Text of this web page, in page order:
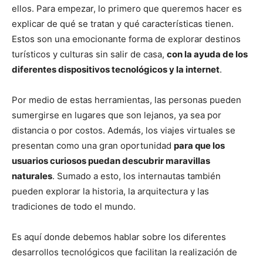
ellos. Para empezar, lo primero que queremos hacer es
explicar de qué se tratan y qué características tienen.
Estos son una emocionante forma de explorar destinos
turísticos y culturas sin salir de casa, con la ayuda de los
diferentes dispositivos tecnológicos y la internet.
Por medio de estas herramientas, las personas pueden
sumergirse en lugares que son lejanos, ya sea por
distancia o por costos. Además, los viajes virtuales se
presentan como una gran oportunidad para que los
usuarios curiosos puedan descubrir maravillas
naturales. Sumado a esto, los internautas también
pueden explorar la historia, la arquitectura y las
tradiciones de todo el mundo.
Es aquí donde debemos hablar sobre los diferentes
desarrollos tecnológicos que facilitan la realización de